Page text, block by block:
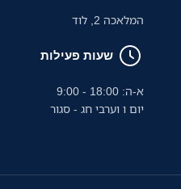
המלאכה 2, לוד
שעות פעילות
א-ה: 18:00 - 9:00
יום ו וערבי חג - סגור